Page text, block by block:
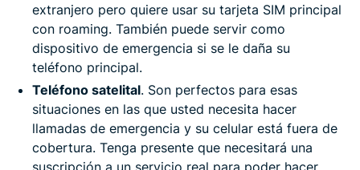
extranjero pero quiere usar su tarjeta SIM principal
con roaming. También puede servir como
dispositivo de emergencia si se le daña su
teléfono principal.
Teléfono satelital. Son perfectos para esas
situaciones en las que usted necesita hacer
llamadas de emergencia y su celular está fuera de
cobertura. Tenga presente que necesitará una